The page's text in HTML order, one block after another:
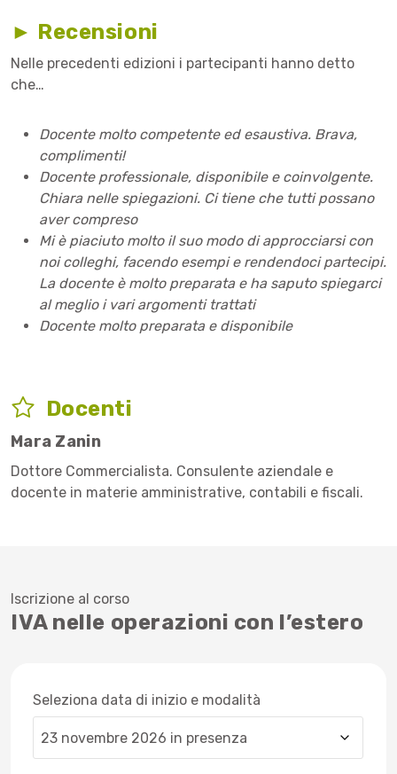
► Recensioni
Nelle precedenti edizioni i partecipanti hanno detto
che…
Docente molto competente ed esaustiva. Brava,
complimenti!
Docente professionale, disponibile e coinvolgente.
Chiara nelle spiegazioni. Ci tiene che tutti possano
aver compreso
Mi è piaciuto molto il suo modo di approcciarsi con
noi colleghi, facendo esempi e rendendoci partecipi.
La docente è molto preparata e ha saputo spiegarci
al meglio i vari argomenti trattati
Docente molto preparata e disponibile
Docenti
Mara Zanin
Dottore Commercialista. Consulente aziendale e
docente in materie amministrative, contabili e fiscali.
Iscrizione al corso
IVA nelle operazioni con l’estero
Seleziona data di inizio e modalità